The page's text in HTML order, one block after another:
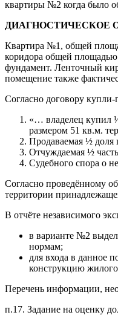
квартиры №2 когда было
ДИАГНОСТИЧЕСКОЕ
Квартира №1, общей
коридора общей
фундамент. Ленточный
помещение также
Согласно договору
«… владелец купил
размером 51 кв.м.
Продаваемая ½ доля
Отчуждаемая ½
Судебного спора о
Согласно проведённому
территории
В отчёте независимого
в варианте №2
нормам;
для входа в данное
конструкцию
Перечень информации,
п.17. Задание на оценку